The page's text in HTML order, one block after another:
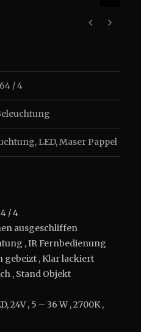
/ 4
, LED,Maser Pappel
/ 4
ausgeschliffen
IR Fernbedienung
gebeizt , Klar lackiert
, Stand Objekt
24V , 5 – 36 W , 2700K ,